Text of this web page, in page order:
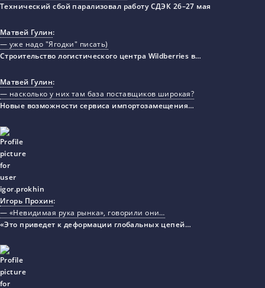
Технический сбой парализовал работу СДЭК 26–27 мая
Матвей Гулин:
— уже надо "Ягодки" писать)
Строительство логистического центра Wildberries в…
Матвей Гулин:
— насколько у них там база поставщиков широкая?
Новые возможности сервиса импортозамещения…
Игорь Прохин:
— «Невидимая рука рынка», говорили они…
«Это приведет к деформации глобальных цепей…